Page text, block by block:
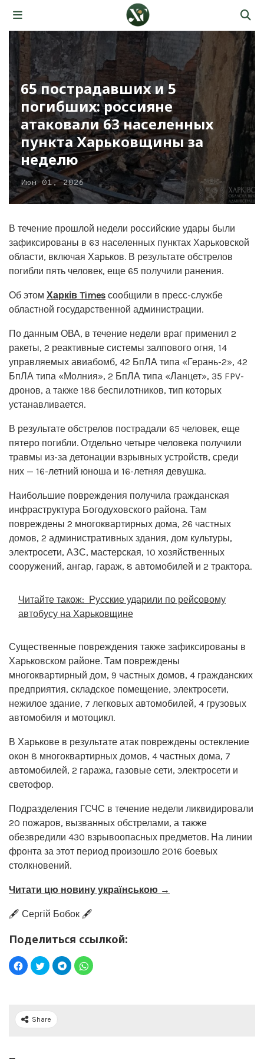
65 пострадавших и 5
погибших: россияне
атаковали 63 населенных
пункта Харьковщины за
неделю
Июн 01, 2026
В течение прошлой недели российские удары были
зафиксированы в 63 населенных пунктах Харьковской
области, включая Харьков. В результате обстрелов
погибли пять человек, еще 65 получили ранения.
Об этом Харків Times сообщили в пресс-службе
областной государственной администрации.
По данным ОВА, в течение недели враг применил 2
ракеты, 2 реактивные системы залпового огня, 14
управляемых авиабомб, 42 БпЛА типа «Герань-2», 42
БпЛА типа «Молния», 2 БпЛА типа «Ланцет», 35 FPV-
дронов, а также 186 беспилотников, тип которых
устанавливается.
В результате обстрелов пострадали 65 человек, еще
пятеро погибли. Отдельно четыре человека получили
травмы из-за детонации взрывных устройств, среди
них — 16-летний юноша и 16-летняя девушка.
Наибольшие повреждения получила гражданская
инфраструктура Богодуховского района. Там
повреждены 2 многоквартирных дома, 26 частных
домов, 2 административных здания, дом культуры,
электросети, АЗС, мастерская, 10 хозяйственных
сооружений, ангар, гараж, 8 автомобилей и 2 трактора.
Читайте також: Русские ударили по рейсовому
автобусу на Харьковщине
Существенные повреждения также зафиксированы в
Харьковском районе. Там повреждены
многоквартирный дом, 9 частных домов, 4 гражданских
предприятия, складское помещение, электросети,
нежилое здание, 7 легковых автомобилей, 4 грузовых
автомобиля и мотоцикл.
В Харькове в результате атак повреждены остекление
окон 8 многоквартирных домов, 4 частных дома, 7
автомобилей, 2 гаража, газовые сети, электросети и
светофор.
Подразделения ГСЧС в течение недели ликвидировали
20 пожаров, вызванных обстрелами, а также
обезвредили 430 взрывоопасных предметов. На линии
фронта за этот период произошло 2016 боевых
столкновений.
Читати цю новину українською →
🖋️ Сергій Бобок 🖋️
Поделиться ссылкой:
Share